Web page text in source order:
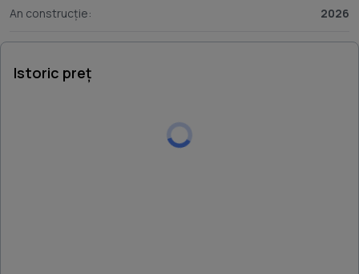
An construcție: 2026
Istoric preț